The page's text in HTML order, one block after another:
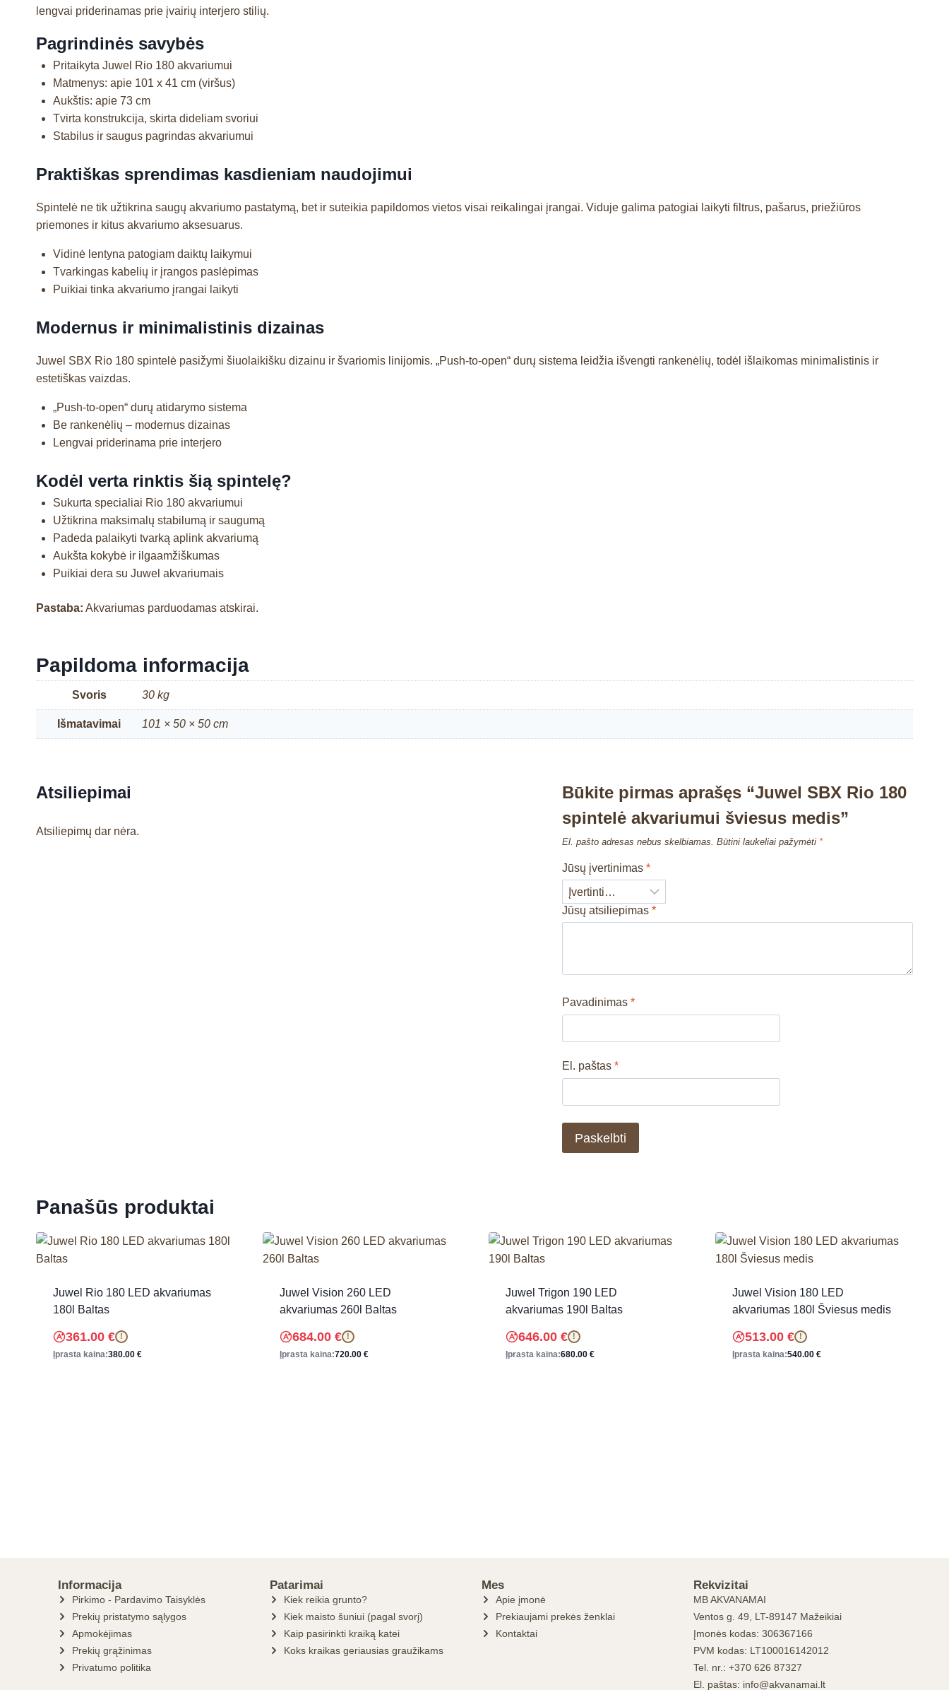
lengvai priderinamas prie įvairių interjero stilių.
Pagrindinės savybės
Pritaikyta Juwel Rio 180 akvariumui
Matmenys: apie 101 x 41 cm (viršus)
Aukštis: apie 73 cm
Tvirta konstrukcija, skirta dideliam svoriui
Stabilus ir saugus pagrindas akvariumui
Praktiškas sprendimas kasdieniam naudojimui
Spintelė ne tik užtikrina saugų akvariumo pastatymą, bet ir suteikia papildomos vietos visai reikalingai įrangai. Viduje galima patogiai laikyti filtrus, pašarus, priežiūros
priemones ir kitus akvariumo aksesuarus.
Vidinė lentyna patogiam daiktų laikymui
Tvarkingas kabelių ir įrangos paslėpimas
Puikiai tinka akvariumo įrangai laikyti
Modernus ir minimalistinis dizainas
Juwel SBX Rio 180 spintelė pasižymi šiuolaikišku dizainu ir švariomis linijomis. „Push-to-open“ durų sistema leidžia išvengti rankenėlių, todėl išlaikomas minimalistinis ir
estetiškas vaizdas.
„Push-to-open“ durų atidarymo sistema
Be rankenėlių – modernus dizainas
Lengvai priderinama prie interjero
Kodėl verta rinktis šią spintelę?
Sukurta specialiai Rio 180 akvariumui
Užtikrina maksimalų stabilumą ir saugumą
Padeda palaikyti tvarką aplink akvariumą
Aukšta kokybė ir ilgaamžiškumas
Puikiai dera su Juwel akvariumais
Pastaba: Akvariumas parduodamas atskirai.
Papildoma informacija
Svoris 30 kg
Išmatavimai 101 × 50 × 50 cm
Atsiliepimai
Atsiliepimų dar nėra.
Būkite pirmas aprašęs “Juwel SBX Rio 180
spintelė akvariumui šviesus medis”
El. pašto adresas nebus skelbiamas. Būtini laukeliai pažymėti *
Jūsų įvertinimas*
Jūsų atsiliepimas*
Pavadinimas*
El. paštas*
Panašūs produktai
Juwel Rio 180 LED akvariumas
180l Baltas
361.00 € !
Įprasta kaina:380.00 €
Juwel Vision 260 LED
akvariumas 260l Baltas
684.00 € !
Įprasta kaina:720.00 €
Juwel Trigon 190 LED
akvariumas 190l Baltas
646.00 € !
Įprasta kaina:680.00 €
Juwel Vision 180 LED
akvariumas 180l Šviesus medis
513.00 € !
Įprasta kaina:540.00 €
Informacija
Pirkimo - Pardavimo Taisyklės
Prekių pristatymo sąlygos
Apmokėjimas
Prekių grąžinimas
Privatumo politika
Patarimai
Kiek reikia grunto?
Kiek maisto šuniui (pagal svorį)
Kaip pasirinkti kraiką katei
Koks kraikas geriausias graužikams
Mes
Apie įmonė
Prekiaujami prekės ženklai
Kontaktai
Rekvizitai
MB AKVANAMAI
Ventos g. 49, LT-89147 Mažeikiai
Įmonės kodas: 306367166
PVM kodas: LT100016142012
Tel. nr.: +370 626 87327
El. paštas: info@akvanamai.lt